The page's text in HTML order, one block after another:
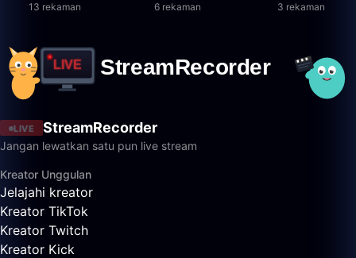
13 rekaman 6 rekaman 3 rekaman
LIVE StreamRecorder
Jangan lewatkan satu pun live stream
Kreator Unggulan
Jelajahi kreator
Kreator TikTok
Kreator Twitch
Kreator Kick